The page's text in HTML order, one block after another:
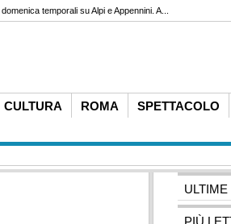
CULTURA ROMA SPETTACOLO
Meteo, domenica temporali su Alpi e Appennini. A...
...
PIÙ